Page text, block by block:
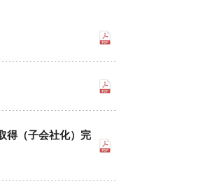
得（子会社化）完